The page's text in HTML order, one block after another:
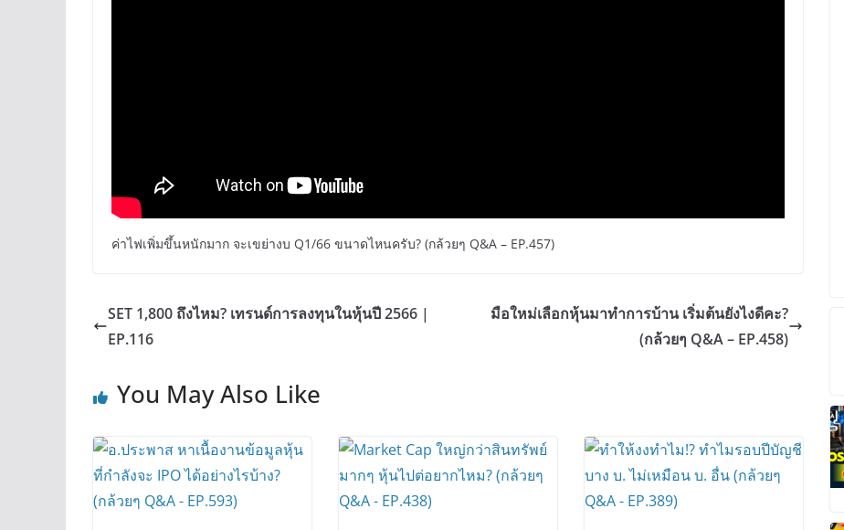
ค่าไฟเพิ่มขึ้นหนักมาก จะเขย่างบ Q1/66 ขนาดไหนครับ? (กล้วยๆ Q&A – EP.457)
SET 1,800 ถึงไหม? เทรนด์การลงทุนในหุ้นปี 2566 |
EP.116
มือใหม่เลือกหุ้นมาทำการบ้าน เริ่มต้นยังไงดีคะ?
(กล้วยๆ Q&A – EP.458)
You May Also Like